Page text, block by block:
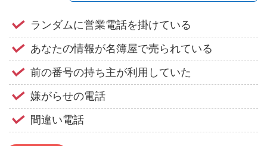
ランダムに営業電話を掛けている
あなたの情報が名簿屋で売られている
前の番号の持ち主が利用していた
嫌がらせの電話
間違い電話